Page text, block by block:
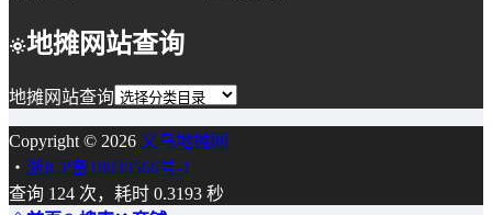
地摊网站查询
地摊网站查询
Copyright © 2026 义乌地摊网
・ 浙ICP备18039566号-1
查询 124 次，耗时 0.3193 秒